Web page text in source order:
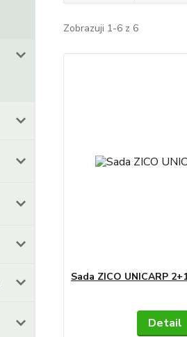
Zobrazuji 1-6 z 6
Sada ZICO UNICARP
Detail